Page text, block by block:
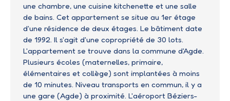
une chambre, une cuisine kitchenette et une salle
de bains. Cet appartement se situe au 1er étage
d'une résidence de deux étages. Le bâtiment date
de 1992. Il s'agit d'une copropriété de 30 lots.
L'appartement se trouve dans la commune d'Agde.
Plusieurs écoles (maternelles, primaire,
élémentaires et collège) sont implantées à moins
de 10 minutes. Niveau transports en commun, il y a
une gare (Agde) à proximité. L'aéroport Béziers-